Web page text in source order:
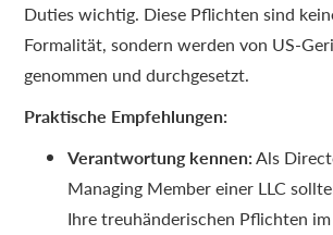
Duties wichtig. Diese Pflichten sind
Formalität, sondern werden von US-
genommen und durchgesetzt.
Praktische Empfehlungen:
Verantwortung kennen:Als
Managing Member einer LLC
Ihre treuhänderischen Pflichten